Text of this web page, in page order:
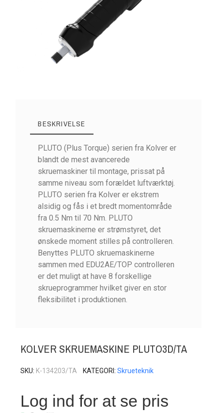
BESKRIVELSE
PLUTO (Plus Torque) serien fra Kolver er
blandt de mest avancerede
skruemaskiner til montage, prissat på
samme niveau som forældet luftværktøj.
PLUTO serien fra Kolver er ekstrem
alsidig og fås i et bredt momentområde
fra 0.5 Nm til 70 Nm. PLUTO
skruemaskinerne er strømstyret, det
ønskede moment stilles på controlleren.
Benyttes PLUTO skruemaskinerne
sammen med EDU2AE/TOP controlleren
er det muligt at have 8 forskellige
skrueprogrammer hvilket giver en stor
fleksibilitet i produktionen.
KOLVER SKRUEMASKINE PLUTO3D/TA
SKU K-134203/TA KATEGORI Skrueteknik
Log ind for at se pris